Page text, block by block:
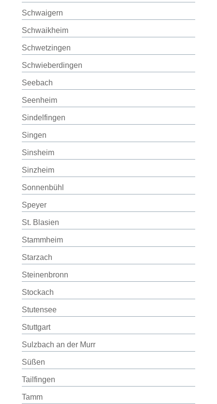
Schwaigern
Schwaikheim
Schwetzingen
Schwieberdingen
Seebach
Seenheim
Sindelfingen
Singen
Sinsheim
Sinzheim
Sonnenbühl
Speyer
St. Blasien
Stammheim
Starzach
Steinenbronn
Stockach
Stutensee
Stuttgart
Sulzbach an der Murr
Süßen
Tailfingen
Tamm